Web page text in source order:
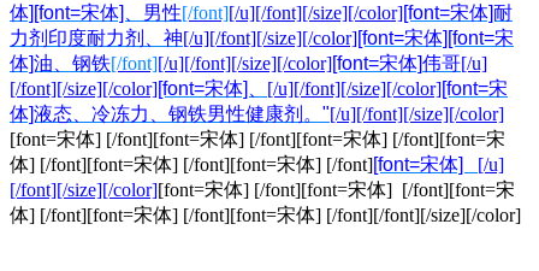
体][font=宋体]、男性[/font][/u][/font][/size][/color][font=宋体]耐
力剂印度耐力剂、神[/u][/font][/size][/color][font=宋体][font=宋
体]油、钢铁[/font][/u][/font][/size][/color][font=宋体]伟哥[/u]
[/font][/size][/color][font=宋体]、 [/u][/font][/size][/color][font=宋
体]液态、冷冻力、钢铁男性健康剂。"[/u][/font][/size][/color]
[font=宋体] [/font][font=宋体] [/font][font=宋体] [/font][font=宋
体] [/font][font=宋体] [/font][font=宋体] [/font][font=宋体] [/u]
[/font][/size][/color][font=宋体] [/font][font=宋体] [/font][font=宋
体] [/font][font=宋体] [/font][font=宋体] [/font][/font][/size][/color]